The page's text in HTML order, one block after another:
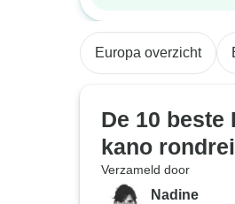
Europa overzicht
De 10 beste
kano
Verzameld door
Nadine